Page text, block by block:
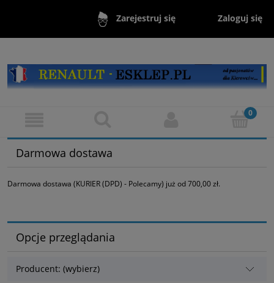
Zarejestruj się Zaloguj się
Darmowa dostawa
Darmowa dostawa (KURIER (DPD) - Polecamy) już od 700,00 zł.
Opcje przeglądania
Producent: (wybierz)